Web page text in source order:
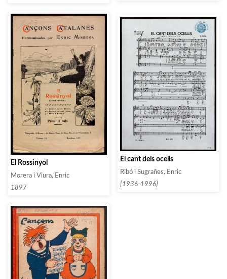
El Rossinyol
Morera i Viura, Enric
1897
El cant dels ocells
Ribó i Sugrañes, Enric
[1936-1996]